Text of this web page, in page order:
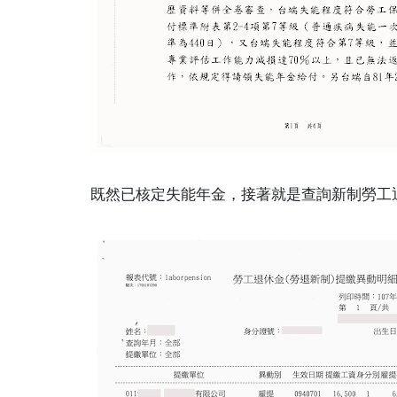
既然已核定失能年金，接著就是查詢新制勞工